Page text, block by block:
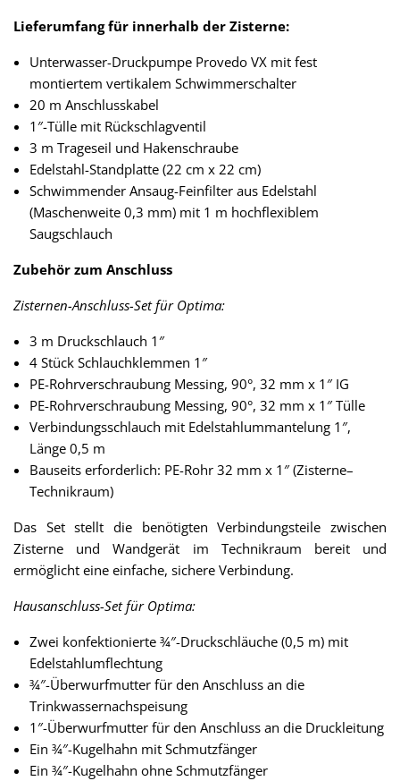
Lieferumfang für innerhalb der Zisterne:
Unterwasser-Druckpumpe Provedo VX mit fest
montiertem vertikalem Schwimmerschalter
20 m Anschlusskabel
1″-Tülle mit Rückschlagventil
3 m Trageseil und Hakenschraube
Edelstahl-Standplatte (22 cm x 22 cm)
Schwimmender Ansaug-Feinfilter aus Edelstahl
(Maschenweite 0,3 mm) mit 1 m hochflexiblem
Saugschlauch
Zubehör zum Anschluss
Zisternen-Anschluss-Set für Optima:
3 m Druckschlauch 1″
4 Stück Schlauchklemmen 1″
PE-Rohrverschraubung Messing, 90°, 32 mm x 1″ IG
PE-Rohrverschraubung Messing, 90°, 32 mm x 1″ Tülle
Verbindungsschlauch mit Edelstahlummantelung 1″,
Länge 0,5 m
Bauseits erforderlich: PE-Rohr 32 mm x 1″ (Zisterne–
Technikraum)
Das Set stellt die benötigten Verbindungsteile zwischen
Zisterne und Wandgerät im Technikraum bereit und
ermöglicht eine einfache, sichere Verbindung.
Hausanschluss-Set für Optima:
Zwei konfektionierte ¾″-Druckschläuche (0,5 m) mit
Edelstahlumflechtung
¾″-Überwurfmutter für den Anschluss an die
Trinkwassernachspeisung
1″-Überwurfmutter für den Anschluss an die Druckleitung
Ein ¾″-Kugelhahn mit Schmutzfänger
Ein ¾″-Kugelhahn ohne Schmutzfänger